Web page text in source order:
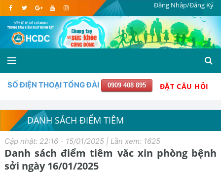
Đăng Nhập/Đăng Ký
SỐ ĐIỆN THOẠI TỔNG ĐÀI 0909 408 895 ĐẶT CÂU HỎI
DANH SÁCH ĐIỂM TIÊM
Cập nhật: 22:16 - 15/01/2025 | Lần xem: 1625
Danh sách điểm tiêm vắc xin phòng bệnh
sởi ngày 16/01/2025